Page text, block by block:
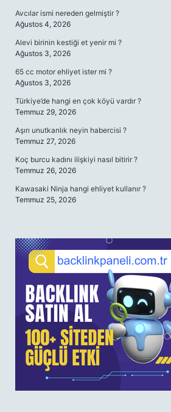
Avcılar ismi nereden gelmiştir ?
Ağustos 4, 2026
Alevi birinin kestiği et yenir mi ?
Ağustos 3, 2026
65 cc motor ehliyet ister mi ?
Ağustos 3, 2026
Türkiye’de hangi en çok köyü vardır ?
Temmuz 29, 2026
Aşırı unutkanlık neyin habercisi ?
Temmuz 27, 2026
Koç burcu kadını ilişkiyi nasıl bitirir ?
Temmuz 26, 2026
Kawasaki Ninja hangi ehliyet kullanır ?
Temmuz 25, 2026